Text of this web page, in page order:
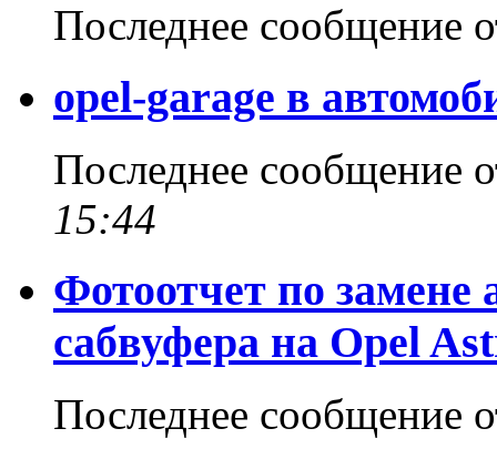
Последнее сообщение
opel-garage в
Последнее сообщение
15:44
Фотоотчет по замене
сабвуфера на Opel
Последнее сообщение